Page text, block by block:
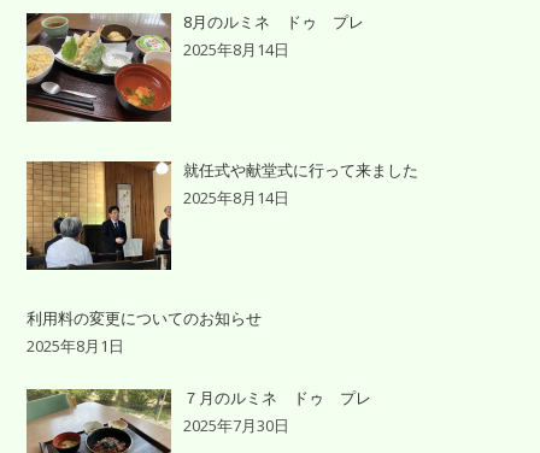
8月のルミネ ドゥ プレ
2025年8月14日
就任式や献堂式に行って来ました
2025年8月14日
利用料の変更についてのお知らせ
2025年8月1日
７月のルミネ ドゥ プレ
2025年7月30日